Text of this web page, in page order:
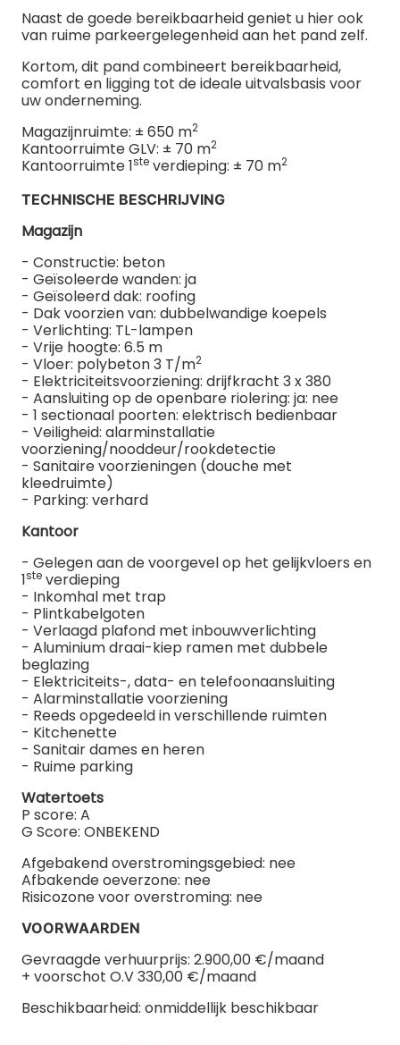
Naast de goede bereikbaarheid geniet u hier ook
van ruime parkeergelegenheid aan het pand zelf.
Kortom, dit pand combineert bereikbaarheid,
comfort en ligging tot de ideale uitvalsbasis voor
uw onderneming.
Magazijnruimte: ± 650 m2
Kantoorruimte GLV: ± 70 m2
Kantoorruimte 1ste verdieping: ± 70 m2
TECHNISCHE BESCHRIJVING
Magazijn
- Constructie: beton
- Geïsoleerde wanden: ja
- Geïsoleerd dak: roofing
- Dak voorzien van: dubbelwandige koepels
- Verlichting: TL-lampen
- Vrije hoogte: 6.5 m
- Vloer: polybeton 3 T/m2
- Elektriciteitsvoorziening: drijfkracht 3 x 380
- Aansluiting op de openbare riolering: ja: nee
- 1 sectionaal poorten: elektrisch bedienbaar
- Veiligheid: alarminstallatie
voorziening/nooddeur/rookdetectie
- Sanitaire voorzieningen (douche met
kleedruimte)
- Parking: verhard
Kantoor
- Gelegen aan de voorgevel op het gelijkvloers en
1ste verdieping
- Inkomhal met trap
- Plintkabelgoten
- Verlaagd plafond met inbouwverlichting
- Aluminium draai-kiep ramen met dubbele
beglazing
- Elektriciteits-, data- en telefoonaansluiting
- Alarminstallatie voorziening
- Reeds opgedeeld in verschillende ruimten
- Kitchenette
- Sanitair dames en heren
- Ruime parking
Watertoets
P score: A
G Score: ONBEKEND
Afgebakend overstromingsgebied: nee
Afbakende oeverzone: nee
Risicozone voor overstroming: nee
VOORWAARDEN
Gevraagde verhuurprijs: 2.900,00 €/maand
+ voorschot O.V 330,00 €/maand
Beschikbaarheid: onmiddellijk beschikbaar